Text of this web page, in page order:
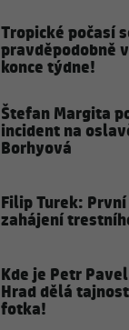
Tropické počasí
pravděpodobně
konce týdne!
Štefan Margita
incident na
Borhyová
Filip Turek:
zahájení
Kde je Petr
Hrad dělá
fotka!